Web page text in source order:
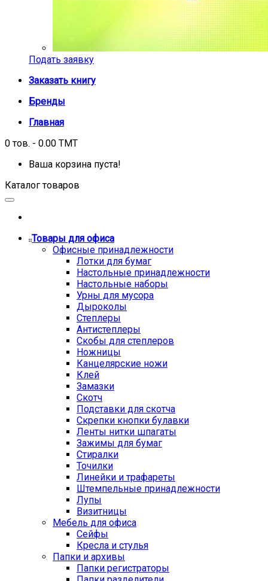
Подать заявку
Заказать книгу
Бренды
Главная
0 тов. - 0.00 TMT
Ваша корзина пуста!
Каталог товаров
Товары для офиса
Офисные принадлежности
Лотки для бумаг
Настольные принадлежности
Настольные наборы
Урны для мусора
Дыроколы
Степлеры
Антистеплеры
Скобы для степлеров
Ножницы
Канцелярские ножи
Клей
Замазки
Скотч
Подставки для скотча
Скрепки кнопки булавки
Ленты нитки шпагаты
Зажимы для бумаг
Стиралки
Точилки
Линейки и трафареты
Штемпельные принадлежности
Лупы
Визитницы
Мебель для офиса
Сейфы
Кресла и стулья
Папки и архивы
Папки регистраторы